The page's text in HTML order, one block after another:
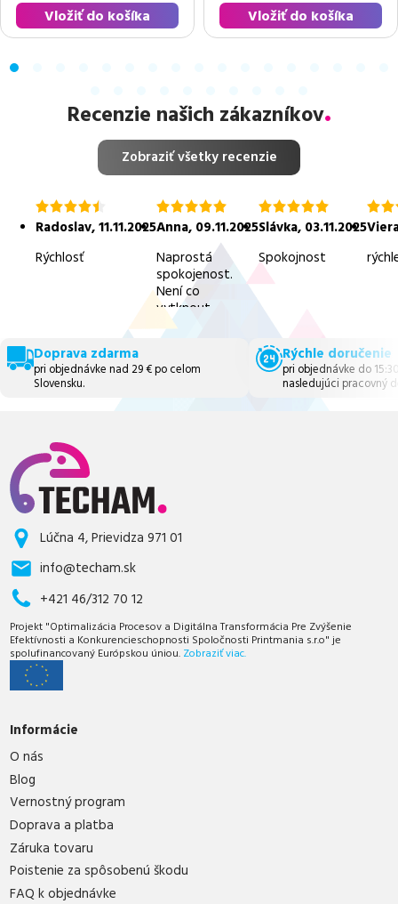
Vložiť do košíka Vložiť do košíka
Recenzie našich zákazníkov
Zobraziť všetky recenzie
hodnotenie
4.5
5
Radoslav,11.11.2025
Rýchlosť
hodnotenie
5.0
5
Anna, 09.11.2025
Naprostá
spokojenost.
Není co
vytknout.
hodnotenie
5.0
5
Slávka, 03.11.2025
Spokojnost
5.0
5
Doprava zdarma
pri objednávke nad 29 € po celom
Slovensku.
Rýchle doručenie
pri objednávke do
nasledujúci pracovný
Lúčna 4, Prievidza 971 01
info@techam.sk
+421 46/312 70 12
Projekt "Optimalizácia Procesov a Digitálna Transformácia Pre Zvýšenie
Efektívnosti a Konkurencieschopnosti Spoločnosti Printmania s.r.o" je
spolufinancovaný Európskou úniou. Zobraziť viac.
Informácie
O nás
Blog
Vernostný program
Doprava a platba
Záruka tovaru
Poistenie za spôsobenú škodu
FAQ k objednávke